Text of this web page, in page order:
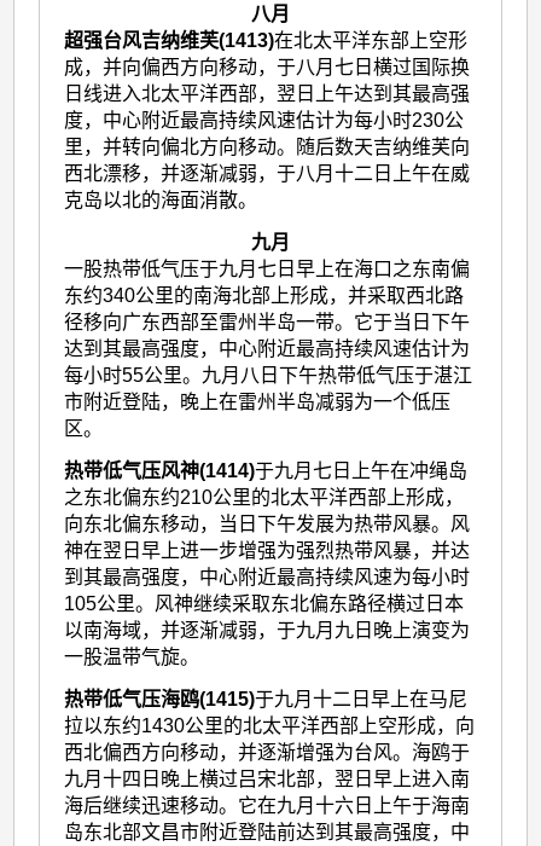
八月
超强台风吉纳维芙(1413)在北太平洋东部上空形
成，并向偏西方向移动，于八月七日横过国际换
日线进入北太平洋西部，翌日上午达到其最高强
度，中心附近最高持续风速估计为每小时230公
里，并转向偏北方向移动。随后数天吉纳维芙向
西北漂移，并逐渐减弱，于八月十二日上午在威
克岛以北的海面消散。
九月
一股热带低气压于九月七日早上在海口之东南偏
东约340公里的南海北部上形成，并采取西北路
径移向广东西部至雷州半岛一带。它于当日下午
达到其最高强度，中心附近最高持续风速估计为
每小时55公里。九月八日下午热带低气压于湛江
市附近登陆，晚上在雷州半岛减弱为一个低压
区。
热带低气压风神(1414)于九月七日上午在冲绳岛
之东北偏东约210公里的北太平洋西部上形成，
向东北偏东移动，当日下午发展为热带风暴。风
神在翌日早上进一步增强为强烈热带风暴，并达
到其最高强度，中心附近最高持续风速为每小时
105公里。风神继续采取东北偏东路径横过日本
以南海域，并逐渐减弱，于九月九日晚上演变为
一股温带气旋。
热带低气压海鸥(1415)于九月十二日早上在马尼
拉以东约1430公里的北太平洋西部上空形成，向
西北偏西方向移动，并逐渐增强为台风。海鸥于
九月十四日晚上横过吕宋北部，翌日早上进入南
海后继续迅速移动。它在九月十六日上午于海南
岛东北部文昌市附近登陆前达到其最高强度，中